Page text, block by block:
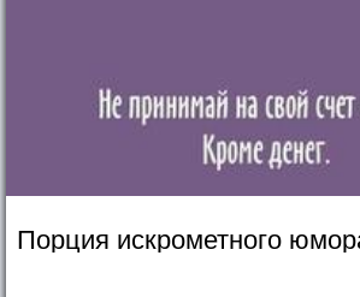
Порция искрометного